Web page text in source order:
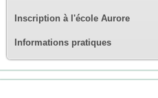
Inscription à l'école Aurore
Informations pratiques